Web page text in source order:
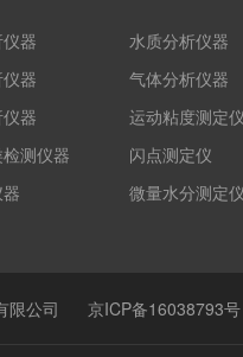
器
器
器
测仪器
水质分析仪器
气体分析仪器
运动粘度测定
闪点测定仪
微量水分测定
限公司 京ICP备16038793号